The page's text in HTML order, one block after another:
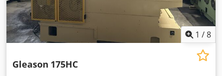
1 /8
Gleason 175HC